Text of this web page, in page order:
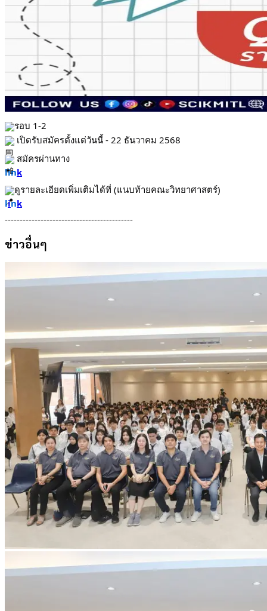
รอบ 1-2
เปิดรับสมัครตั้งแต่วันนี้ - 22 ธันวาคม 2568
สมัครผ่านทาง
link
ดูรายละเอียดเพิ่มเติมได้ที่ (แนบท้ายคณะวิทยาศาสตร์)
link
-------------------------------------------
ข่าวอื่นๆ